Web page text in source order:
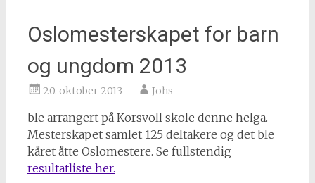
Oslomesterskapet for barn
og ungdom 2013
20. oktober 2013 Johs
ble arrangert på Korsvoll skole denne helga.
Mesterskapet samlet 125 deltakere og det ble
kåret åtte Oslomestere. Se fullstendig
resultatliste her.